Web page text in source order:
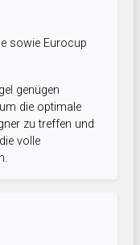
sowie Eurocup
genügen
die optimale
zu treffen und
volle